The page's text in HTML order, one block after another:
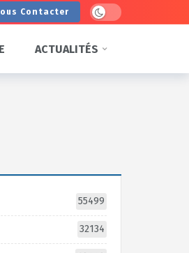
Contacter Dark mode
ACTUALITÉS
55499
32134